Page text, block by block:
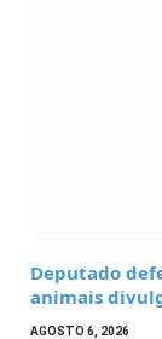
Deputado
animais
AGOSTO 6, 2026